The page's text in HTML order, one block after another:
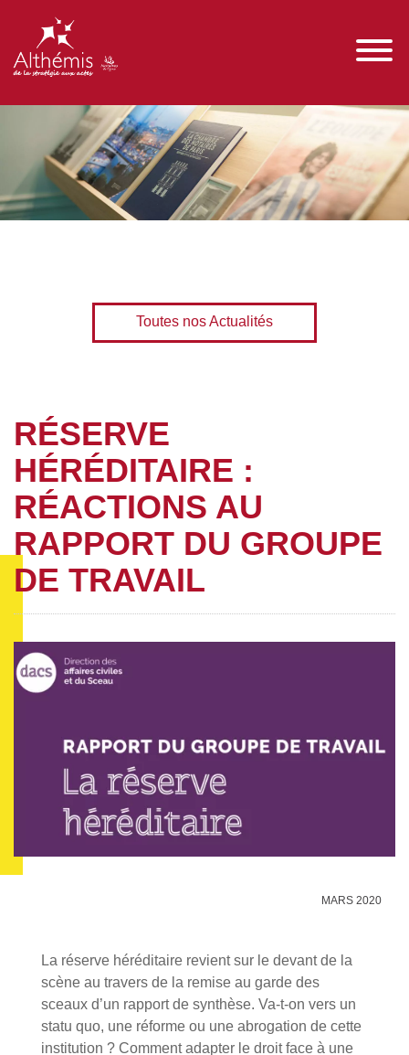
Toutes nos Actualités
RÉSERVE
HÉRÉDITAIRE :
RÉACTIONS AU
RAPPORT DU GROUPE
DE TRAVAIL
MARS 2020
La réserve héréditaire revient sur le devant de la
scène au travers de la remise au garde des
sceaux d’un rapport de synthèse. Va-t-on vers un
statu quo, une réforme ou une abrogation de cette
institution ? Comment adapter le droit face à une